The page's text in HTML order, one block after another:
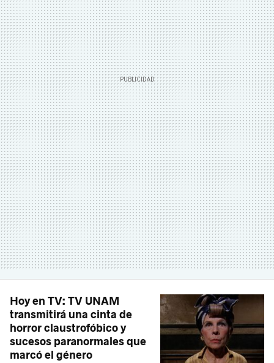
Hoy en TV: TV UNAM
transmitirá una cinta de
horror claustrofóbico y
sucesos paranormales que
marcó el género